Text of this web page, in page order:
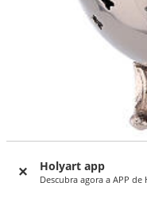
Holyart app
Descubra agora a APP de
%
Quiemador